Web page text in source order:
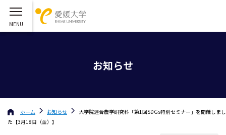
お知らせ
ホーム お知らせ
大学院連合農学研究科「第1回SDGs特別セミナー」を開催しまし
た【3月18日（金）】